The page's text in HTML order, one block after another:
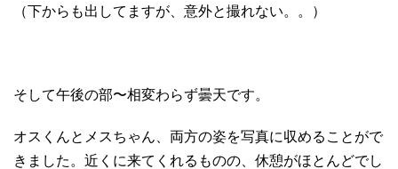
（下からも出してますが、意外と撮れない。。）
そして午後の部〜相変わらず曇天です。
オスくんとメスちゃん、両方の姿を写真に収めることがで
きました。近くに来てくれるものの、休憩がほとんどでし